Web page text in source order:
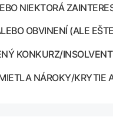
NIEKTORÁ
OBVINENÍ (ALE
KONKURZ/
NÁROKY/